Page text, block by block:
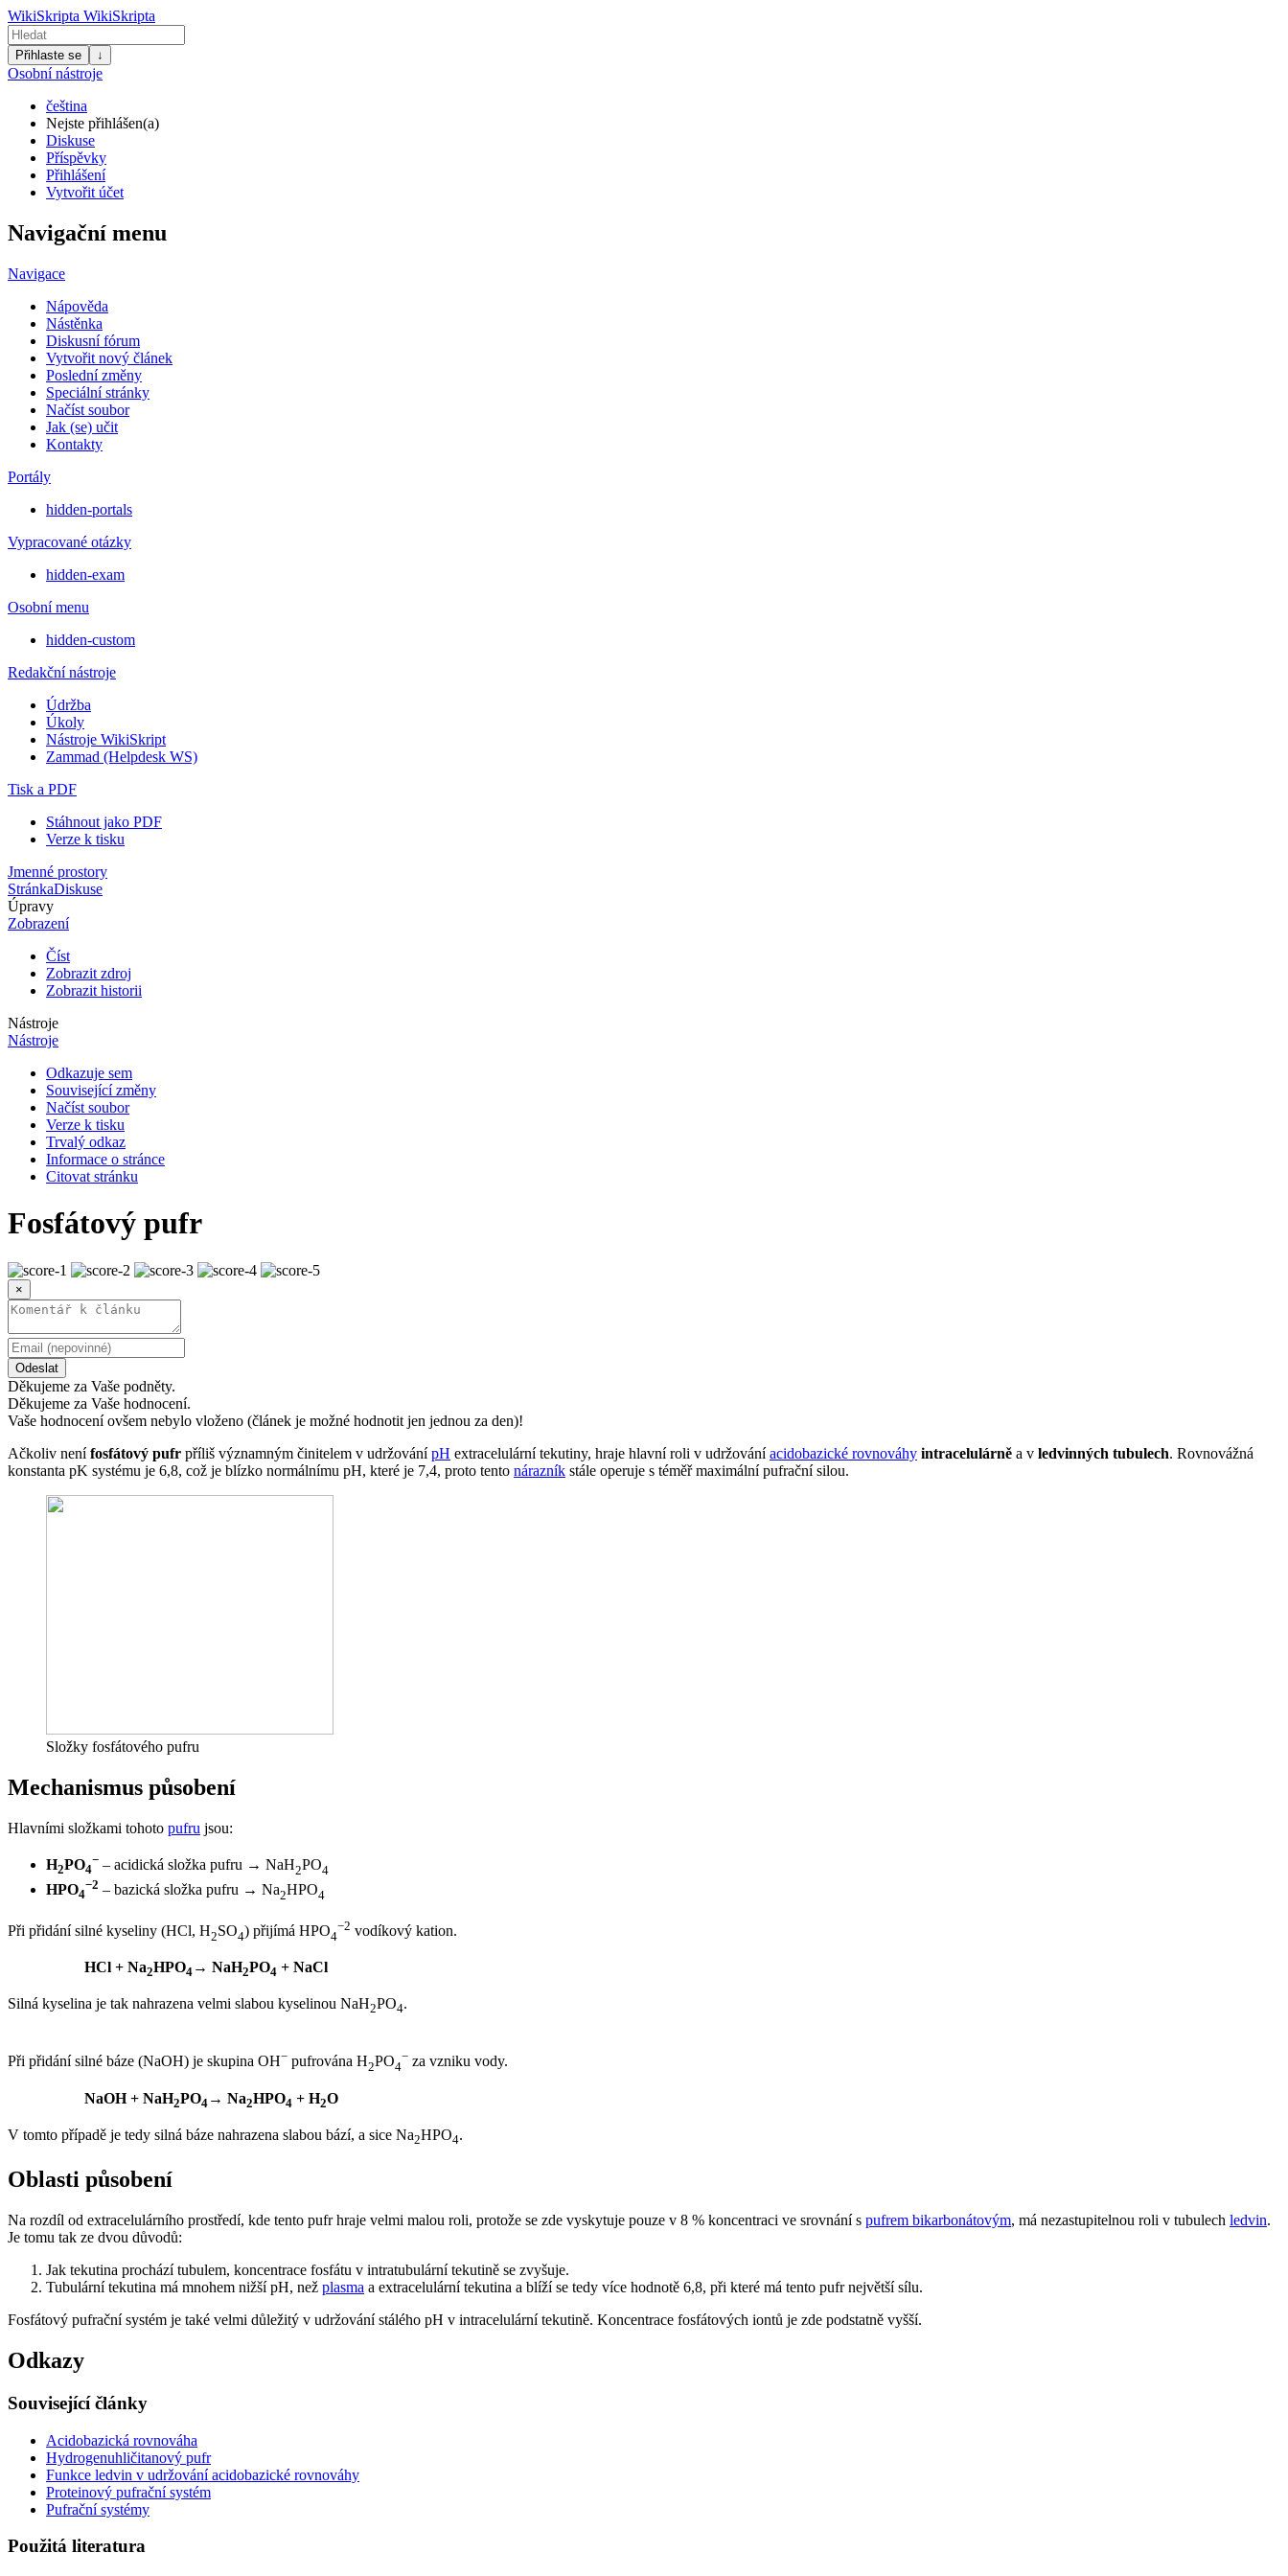
WikiSkripta WikiSkripta
Přihlaste se ↓
Osobní nástroje
čeština
Nejste přihlášen(a)
Diskuse
Příspěvky
Přihlášení
Vytvořit účet
Navigační menu
Navigace
Nápověda
Nástěnka
Diskusní fórum
Vytvořit nový článek
Poslední změny
Speciální stránky
Načíst soubor
Jak (se) učit
Kontakty
Portály
hidden-portals
Vypracované otázky
hidden-exam
Osobní menu
hidden-custom
Redakční nástroje
Údržba
Úkoly
Nástroje WikiSkript
Zammad (Helpdesk WS)
Tisk a PDF
Stáhnout jako PDF
Verze k tisku
Jmenné prostory
StránkaDiskuse
Úpravy
Zobrazení
Číst
Zobrazit zdroj
Zobrazit historii
Nástroje
Nástroje
Odkazuje sem
Související změny
Načíst soubor
Verze k tisku
Trvalý odkaz
Informace o stránce
Citovat stránku
Fosfátový pufr
×
Odeslat
Děkujeme za Vaše podněty.
Děkujeme za Vaše hodnocení.
Vaše hodnocení ovšem nebylo vloženo (článek je možné hodnotit jen jednou za den)!
Ačkoliv nenífosfátový pufr příliš významným činitelem v udržovánípH extracelulární tekutiny, hraje hlavní roli v udržováníacidobazické rovnováhy intracelulárně a v ledvinných tubulech. Rovnovážná
konstanta pK systému je 6,8, což je blízko normálnímu pH, které je 7,4, proto tento nárazník stále operuje s téměř maximální pufrační silou.
Složky fosfátového pufru
Mechanismus působení
Hlavními složkami tohoto pufru jsou:
H2PO4
− – acidická složka pufru → NaH2PO4
HPO4
−2 – bazická složka pufru → Na2HPO4
Při přidání silné kyseliny (HCl, H2SO4) přijímá HPO4
−2 vodíkový kation.
HCl + Na2HPO4 → NaH2PO4 + NaCl
Silná kyselina je tak nahrazena velmi slabou kyselinou NaH2PO4.
Při přidání silné báze (NaOH) je skupina OH− pufrována H2PO4
− za vzniku vody.
NaOH + NaH2PO4 → Na2HPO4 + H2O
V tomto případě je tedy silná báze nahrazena slabou bází, a sice Na2HPO4.
Oblasti působení
Na rozdíl od extracelulárního prostředí, kde tento pufr hraje velmi malou roli, protože se zde vyskytuje pouze v 8 % koncentraci ve srovnání s pufrem bikarbonátovým, má nezastupitelnou roli v tubulech ledvin.
Je tomu tak ze dvou důvodů:
Jak tekutina prochází tubulem, koncentrace fosfátu v intratubulární tekutině se zvyšuje.
Tubulární tekutina má mnohem nižší pH, než plasma a extracelulární tekutina a blíží se tedy více hodnotě 6,8, při které má tento pufr největší sílu.
Fosfátový pufrační systém je také velmi důležitý v udržování stálého pH v intracelulární tekutině. Koncentrace fosfátových iontů je zde podstatně vyšší.
Odkazy
Související články
Acidobazická rovnováha
Hydrogenuhličitanový pufr
Funkce ledvin v udržování acidobazické rovnováhy
Proteinový pufrační systém
Pufrační systémy
Použitá literatura